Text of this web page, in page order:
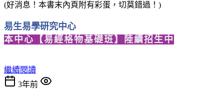
(好消息！本書末內頁附有彩蛋，切莫錯過！)
易生易學研究中心
本中心【易經格物基礎班】陸續招生中
繼續閱讀
3年前